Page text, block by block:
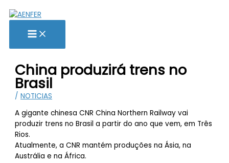
para
conteúdo
China produzirá trens no
Brasil
/NOTICIAS
A gigante chinesa CNR China Northern Railway vai
produzir trens no Brasil a partir do ano que vem, em Três
Rios.
Atualmente, a CNR mantém produções na Ásia, na
Austrália e na África.